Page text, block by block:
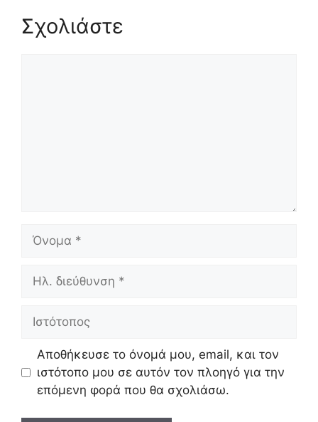
Σχολιάστε
Όνομα
Ηλ.
Ιστότοπος
Αποθήκευσε το όνομά μου, email, και τον
ιστότοπο μου σε αυτόν τον πλοηγό για την
επόμενη φορά που θα σχολιάσω.